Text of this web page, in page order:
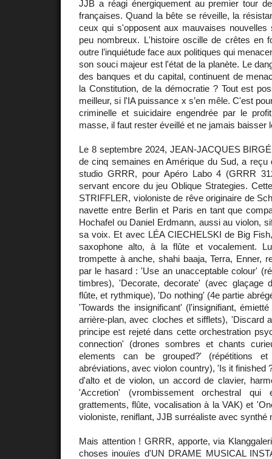
JJB a réagi énergiquement au premier tour
françaises. Quand la bête se réveille, la
ceux qui s'opposent aux mauvaises nouvelles
peu nombreux. L'histoire oscille de crêtes en
outre l’inquiétude face aux politiques qui
son souci majeur est l'état de la planète. Le
des banques et du capital, continuent de
la Constitution, de la démocratie ? Tout est
meilleur, si l'IA puissance x s’en mêle. C'est
criminelle et suicidaire engendrée par le
masse, il faut rester éveillé et ne jamais baisser
Le 8 septembre 2024, JEAN-JACQUES
de cinq semaines en Amérique du Sud, a reçu
studio GRRR, pour Apéro Labo 4 (GRRR
servant encore du jeu Oblique Strategies.
STRIFFLER, violoniste de rêve originaire de
navette entre Berlin et Paris en tant que
Hochafel ou Daniel Erdmann, aussi au violon,
sa voix. Et avec LÉA CIECHELSKI de Big
saxophone alto, à la flûte et vocalement.
trompette à anche, shahi baaja, Terra, Enner,
par le hasard : 'Use an unacceptable colour'
timbres), 'Decorate, decorate' (avec glaçage
flûte, et rythmique), 'Do nothing' (4e partie
'Towards the insignificant' (l'insignifiant,
arrière-plan, avec cloches et sifflets), 'Discard
principe est rejeté dans cette orchestration
connection' (drones sombres et chants
elements can be grouped?' (répétitions
abréviations, avec violon country), 'Is it finished
d'alto et de violon, un accord de clavier,
'Accretion' (vrombissement orchestral qui
grattements, flûte, vocalisation à la VAK) et
violoniste, reniflant, JJB surréaliste avec synthé
Mais attention ! GRRR, apporte, via
choses inouïes d'UN DRAME MUSICAL